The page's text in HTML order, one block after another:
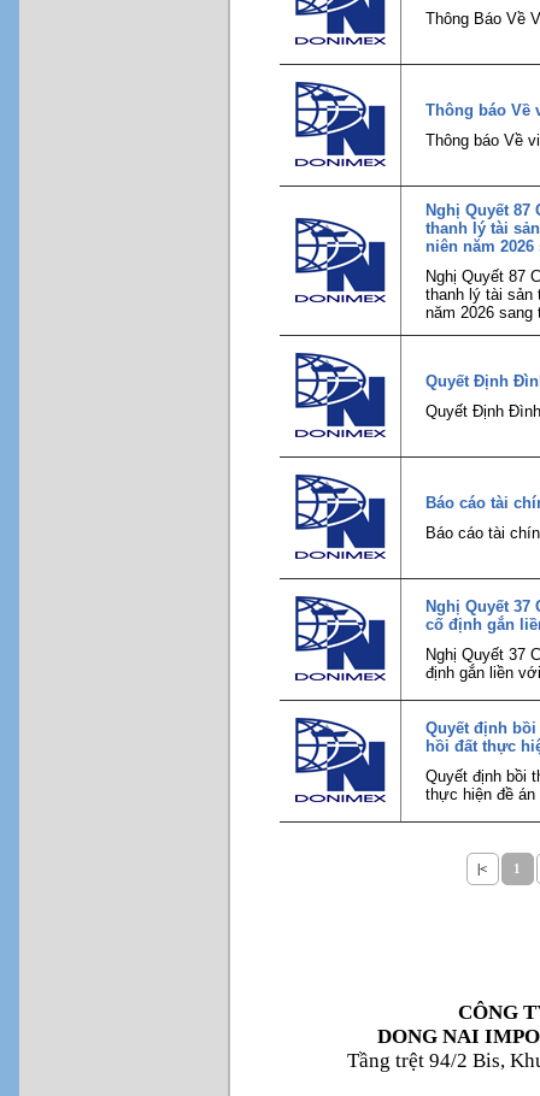
Thông Báo Về
Thông báo Về
Thông báo Về
Nghị Quyết 87
thanh lý tài
niên năm 2026
Nghị Quyết 87
thanh lý tài sản
năm 2026 sang
Quyết Định
Quyết Định
Báo cáo tài
Báo cáo tài
Nghị Quyết
cố định gắn
Nghị Quyết 37
định gắn liền
Quyết định
hồi đất thực
Quyết định bồi
thực hiện đề án
|< 1
CÔNG
DONG NAI
Tầng trệt 94/2 Bis,